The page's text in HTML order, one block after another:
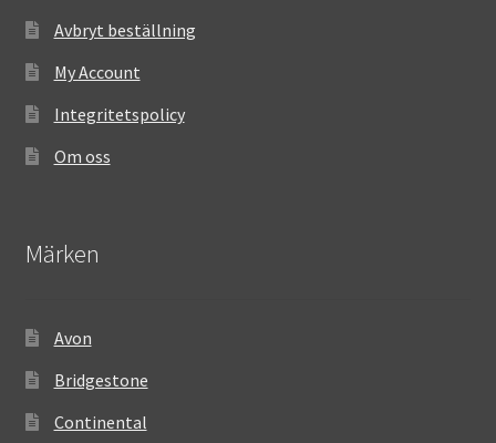
Avbryt beställning
My Account
Integritetspolicy
Om oss
Märken
Avon
Bridgestone
Continental